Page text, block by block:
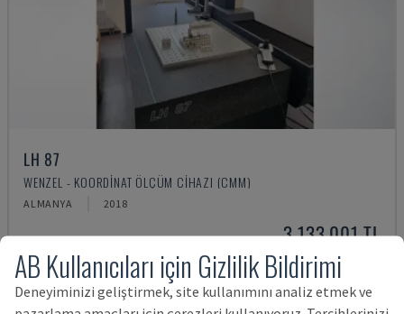
LH 87
WENZEL - KOORDINAT ÖLÇÜM CIHAZI (CMM)
ALMANYA 2018
3,133,001 TL
AB Kullanıcıları için Gizlilik Bildirimi
Deneyiminizi geliştirmek, site kullanımını analiz etmek ve